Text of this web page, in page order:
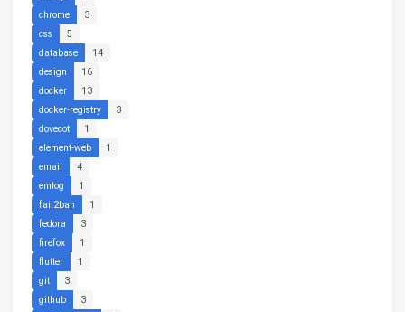
chrome
3
css
5
database
14
design
16
docker
13
docker-registry
3
dovecot
1
element-web
1
email
4
emlog
1
fail2ban
1
fedora
3
firefox
1
flutter
1
git
3
github
3